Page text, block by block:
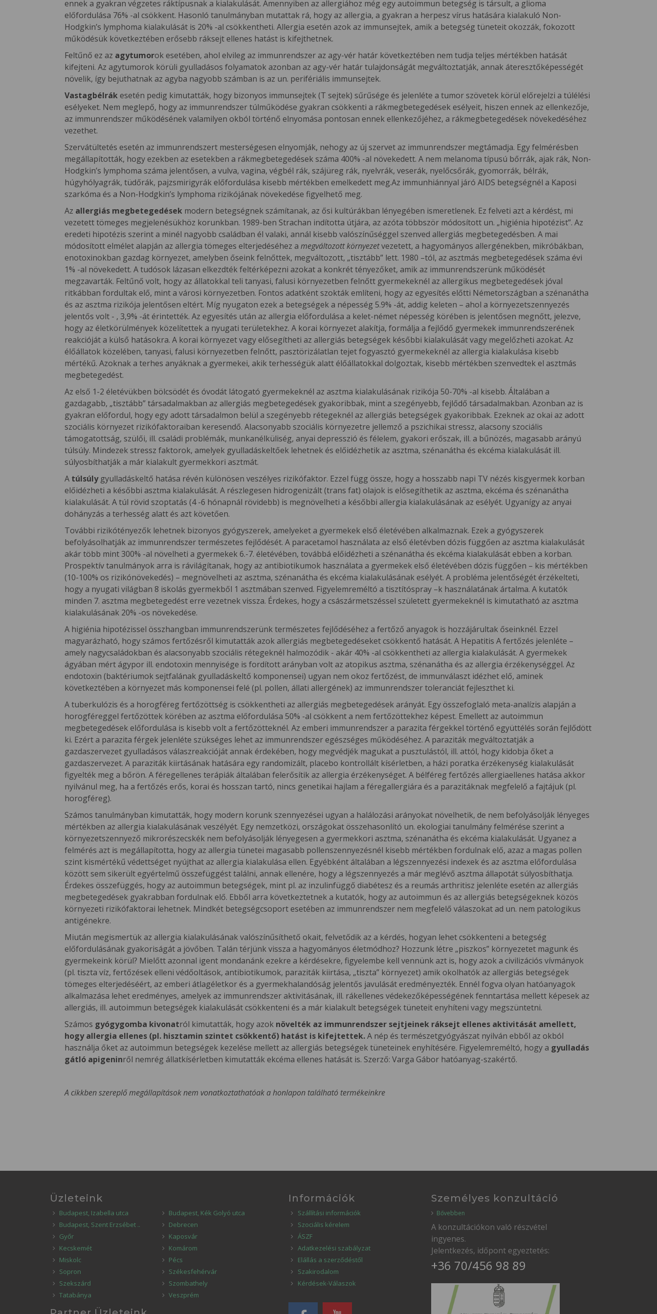
ennek a gyakran végzetes ráktípusnak a kialakulását. Amennyiben az allergiához még egy autoimmun betegség is társult, a glioma
előfordulása 76% -al csökkent. Hasonló tanulmányban mutattak rá, hogy az allergia, a gyakran a herpesz vírus hatására kialakuló Non-
Hodgkin’s lymphoma kialakulását is 20% -al csökkentheti. Allergia esetén azok az immunsejtek, amik a betegség tüneteit okozzák, fokozott
működésük következtében erősebb ráksejt ellenes hatást is kifejthetnek.
Feltűnő ez az agytumorok esetében, ahol elvileg az immunrendszer az agy-vér határ következtében nem tudja teljes mértékben hatását
kifejteni. Az agytumorok körüli gyulladásos folyamatok azonban az agy-vér határ tulajdonságát megváltoztatják, annak áteresztőképességét
növelik, így bejuthatnak az agyba nagyobb számban is az un. perifériális immunsejtek.
Vastagbélrákesetén pedig kimutatták, hogy bizonyos immunsejtek (T sejtek) sűrűsége és jelenléte a tumor szövetek körül előrejelzi a túlélési
esélyeket. Nem meglepő, hogy az immunrendszer túlműködése gyakran csökkenti a rákmegbetegedések esélyeit, hiszen ennek az ellenkezője,
az immunrendszer működésének valamilyen okból történő elnyomása pontosan ennek ellenkezőjéhez, a rákmegbetegedések növekedéséhez
vezethet.
Szervátültetés esetén az immunrendszert mesterségesen elnyomják, nehogy az új szervet az immunrendszer megtámadja. Egy felmérésben
megállapították, hogy ezekben az esetekben a rákmegbetegedések száma 400% -al növekedett. A nem melanoma típusú bőrrák, ajak rák, Non-
Hodgkin’s lymphoma száma jelentősen, a vulva, vagina, végbél rák, szájüreg rák, nyelvrák, veserák, nyelőcsőrák, gyomorrák, bélrák,
húgyhólyagrák, tüdőrák, pajzsmirigyrák előfordulása kisebb mértékben emelkedett meg.Az immunhiánnyal járó AIDS betegségnél a Kaposi
szarkóma és a Non-Hodgkin’s lymphoma rizikójának növekedése figyelhető meg.
Az allergiás megbetegedések modern betegségnek számítanak, az ősi kultúrákban lényegében ismeretlenek. Ez felveti azt a kérdést, mi
vezetett tömeges megjelenésükhöz korunkban. 1989-ben Strachan indította útjára, az azóta többször módosított un. „higiénia hipotézist”. Az
eredeti hipotézis szerint a minél nagyobb családban él valaki, annál kisebb valószínűséggel szenved allergiás megbetegedésben. A mai
módosított elmélet alapján az allergia tömeges elterjedéséhez a megváltozott környezetvezetett, a hagyományos allergénekben, mikróbákban,
enotoxinokban gazdag környezet, amelyben őseink felnőttek, megváltozott, „tisztább” lett. 1980 –tól, az asztmás megbetegedések száma évi
1% -al növekedett. A tudósok lázasan elkezdték feltérképezni azokat a konkrét tényezőket, amik az immunrendszerünk működését
megzavarták. Feltűnő volt, hogy az állatokkal teli tanyasi, falusi környezetben felnőtt gyermekeknél az allergikus megbetegedések jóval
ritkábban fordultak elő, mint a városi környezetben. Fontos adatként szokták említeni, hogy az egyesítés előtti Németországban a szénanátha
és az asztma rizikója jelentősen eltért. Míg nyugaton ezek a betegségek a népesség 5.9% -át, addig keleten – ahol a környezetszennyezés
jelentős volt - , 3,9% -át érintették. Az egyesítés után az allergia előfordulása a kelet-német népesség körében is jelentősen megnőtt, jelezve,
hogy az életkörülmények közelítettek a nyugati területekhez. A korai környezet alakítja, formálja a fejlődő gyermekek immunrendszerének
reakcióját a külső hatásokra. A korai környezet vagy elősegítheti az allergiás betegségek későbbi kialakulását vagy megelőzheti azokat. Az
élőállatok közelében, tanyasi, falusi környezetben felnőtt, pasztörizálatlan tejet fogyasztó gyermekeknél az allergia kialakulása kisebb
mértékű. Azoknak a terhes anyáknak a gyermekei, akik terhességük alatt élőállatokkal dolgoztak, kisebb mértékben szenvedtek el asztmás
megbetegedést.
Az első 1-2 életévükben bölcsödét és óvodát látogató gyermekeknél az asztma kialakulásának rizikója 50-70% -al kisebb. Általában a
gazdagabb, „tisztább” társadalmakban az allergiás megbetegedések gyakoribbak, mint a szegényebb, fejlődő társadalmakban. Azonban az is
gyakran előfordul, hogy egy adott társadalmon belül a szegényebb rétegeknél az allergiás betegségek gyakoribbak. Ezeknek az okai az adott
szociális környezet rizikófaktoraiban keresendő. Alacsonyabb szociális környezetre jellemző a pszichikai stressz, alacsony szociális
támogatottság, szülői, ill. családi problémák, munkanélküliség, anyai depresszió és félelem, gyakori erőszak, ill. a bűnözés, magasabb arányú
túlsúly. Mindezek stressz faktorok, amelyek gyulladáskeltőek lehetnek és előidézhetik az asztma, szénanátha és ekcéma kialakulását ill.
súlyosbíthatják a már kialakult gyermekkori asztmát.
A túlsúlygyulladáskeltő hatása révén különösen veszélyes rizikófaktor. Ezzel függ össze, hogy a hosszabb napi TV nézés kisgyermek korban
előidézheti a későbbi asztma kialakulását. A részlegesen hidrogenizált (trans fat) olajok is elősegíthetik az asztma, ekcéma és szénanátha
kialakulását. A túl rövid szoptatás (4 -6 hónapnál rövidebb) is megnövelheti a későbbi allergia kialakulásának az esélyét. Ugyanígy az anyai
dohányzás a terhesség alatt és azt követően.
További rizikótényezők lehetnek bizonyos gyógyszerek, amelyeket a gyermekek első életévében alkalmaznak. Ezek a gyógyszerek
befolyásolhatják az immunrendszer természetes fejlődését. A paracetamol használata az első életévben dózis függően az asztma kialakulását
akár több mint 300% -al növelheti a gyermekek 6.-7. életévében, továbbá előidézheti a szénanátha és ekcéma kialakulását ebben a korban.
Prospektív tanulmányok arra is rávilágítanak, hogy az antibiotikumok használata a gyermekek első életévében dózis függően – kis mértékben
(10-100% os rizikónövekedés) – megnövelheti az asztma, szénanátha és ekcéma kialakulásának esélyét. A probléma jelentőségét érzékelteti,
hogy a nyugati világban 8 iskolás gyermekből 1 asztmában szenved. Figyelemreméltó a tisztítóspray –k használatának ártalma. A kutatók
minden 7. asztma megbetegedést erre vezetnek vissza. Érdekes, hogy a császármetszéssel született gyermekeknél is kimutatható az asztma
kialakulásának 20% -os növekedése.
A higiénia hipotézissel összhangban immunrendszerünk természetes fejlődéséhez a fertőző anyagok is hozzájárultak őseinknél. Ezzel
magyarázható, hogy számos fertőzésről kimutatták azok allergiás megbetegedéseket csökkentő hatását. A Hepatitis A fertőzés jelenléte –
amely nagycsaládokban és alacsonyabb szociális rétegeknél halmozódik - akár 40% -al csökkentheti az allergia kialakulását. A gyermekek
ágyában mért ágypor ill. endotoxin mennyisége is fordított arányban volt az atopikus asztma, szénanátha és az allergia érzékenységgel. Az
endotoxin (baktériumok sejtfalának gyulladáskeltő komponensei) ugyan nem okoz fertőzést, de immunválaszt idézhet elő, aminek
következtében a környezet más komponensei felé (pl. pollen, állati allergének) az immunrendszer toleranciát fejleszthet ki.
A tuberkulózis és a horogféreg fertőzöttség is csökkentheti az allergiás megbetegedések arányát. Egy összefoglaló meta-analízis alapján a
horogféreggel fertőzöttek körében az asztma előfordulása 50% -al csökkent a nem fertőzöttekhez képest. Emellett az autoimmun
megbetegedések előfordulása is kisebb volt a fertőzötteknél. Az emberi immunrendszer a parazita férgekkel történő együttélés során fejlődött
ki. Ezért a parazita férgek jelenléte szükséges lehet az immunrendszer egészséges működéséhez. A paraziták megváltoztatják a
gazdaszervezet gyulladásos válaszreakcióját annak érdekében, hogy megvédjék magukat a pusztulástól, ill. attól, hogy kidobja őket a
gazdaszervezet. A paraziták kiirtásának hatására egy randomizált, placebo kontrollált kísérletben, a házi poratka érzékenység kialakulását
figyelték meg a bőrön. A féregellenes terápiák általában felerősítik az allergia érzékenységet. A bélféreg fertőzés allergiaellenes hatása akkor
nyilvánul meg, ha a fertőzés erős, korai és hosszan tartó, nincs genetikai hajlam a féregallergiára és a parazitáknak megfelelő a fajtájuk (pl.
horogféreg).
Számos tanulmányban kimutatták, hogy modern korunk szennyezései ugyan a halálozási arányokat növelhetik, de nem befolyásolják lényeges
mértékben az allergia kialakulásának veszélyét. Egy nemzetközi, országokat összehasonlító un. ekologiai tanulmány felmérése szerint a
környezetszennyező mikrorészecskék nem befolyásolják lényegesen a gyermekkori asztma, szénanátha és ekcéma kialakulását. Ugyanez a
felmérés azt is megállapította, hogy az allergia tünetei magasabb pollenszennyezésnél kisebb mértékben fordulnak elő, azaz a magas pollen
szint kismértékű védettséget nyújthat az allergia kialakulása ellen. Egyébként általában a légszennyezési indexek és az asztma előfordulása
között sem sikerült egyértelmű összefüggést találni, annak ellenére, hogy a légszennyezés a már meglévő asztma állapotát súlyosbíthatja.
Érdekes összefüggés, hogy az autoimmun betegségek, mint pl. az inzulinfüggő diabétesz és a reumás arthritisz jelenléte esetén az allergiás
megbetegedések gyakrabban fordulnak elő. Ebből arra következtetnek a kutatók, hogy az autoimmun és az allergiás betegségeknek közös
környezeti rizikófaktorai lehetnek. Mindkét betegségcsoport esetében az immunrendszer nem megfelelő válaszokat ad un. nem patologikus
antigénekre.
Miután megismertük az allergia kialakulásának valószínűsíthető okait, felvetődik az a kérdés, hogyan lehet csökkenteni a betegség
előfordulásának gyakoriságát a jövőben. Talán térjünk vissza a hagyományos életmódhoz? Hozzunk létre „piszkos” környezetet magunk és
gyermekeink körül? Mielőtt azonnal igent mondanánk ezekre a kérdésekre, figyelembe kell vennünk azt is, hogy azok a civilizációs vívmányok
(pl. tiszta víz, fertőzések elleni védőoltások, antibiotikumok, paraziták kiirtása, „tiszta” környezet) amik okolhatók az allergiás betegségek
tömeges elterjedéséért, az emberi átlagéletkor és a gyermekhalandóság jelentős javulását eredményezték. Ennél fogva olyan hatóanyagok
alkalmazása lehet eredményes, amelyek az immunrendszer aktivitásának, ill. rákellenes védekezőképességének fenntartása mellett képesek az
allergiás, ill. autoimmun betegségek kialakulását csökkenteni és a már kialakult betegségek tüneteit enyhíteni vagy megszüntetni.
Számos gyógygomba kivonatról kimutatták, hogy azok növelték az immunrendszer sejtjeinek ráksejt ellenes aktivitását amellett,
hogy allergia ellenes (pl. hisztamin szintet csökkentő) hatást is kifejtettek.A nép és természetgyógyászat nyilván ebből az okból
használja őket az autoimmun betegségek kezelése mellett az allergiás betegségek tüneteinek enyhítésére. Figyelemreméltó, hogy a gyulladás
gátló apigeninről nemrég állatkísérletben kimutatták ekcéma ellenes hatását is. Szerző: Varga Gábor hatóanyag-szakértő.
A cikkben szereplő megállapítások nem vonatkoztathatóak a honlapon található termékeinkre
Üzleteink
Budapest, Izabella utca
Budapest, Kék Golyó utca
Budapest, Szent Erzsébet ..
Debrecen
Győr
Kaposvár
Kecskemét
Komárom
Miskolc
Pécs
Sopron
Székesfehérvár
Szekszárd
Szombathely
Tatabánya
Veszprém
Információk
Szállítási információk
Szociális kérelem
ÁSZF
Adatkezelési szabályzat
Elállás a szerződéstől
Szakirodalom
Kérdések-Válaszok
Személyes konzultáció
Bővebben
A konzultációkon való részvétel
ingyenes.
Jelentkezés, időpont egyeztetés:
+36 70/456 98 89